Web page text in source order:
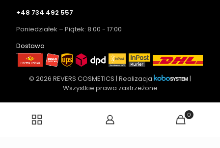
+48 734 492 557
Poniedziałek – Piątek: 8:00 - 17:00
Dostawa
© 2026 REVERS COSMETICS | Realizacja
|
Wszystkie prawa zastrzeżone
0